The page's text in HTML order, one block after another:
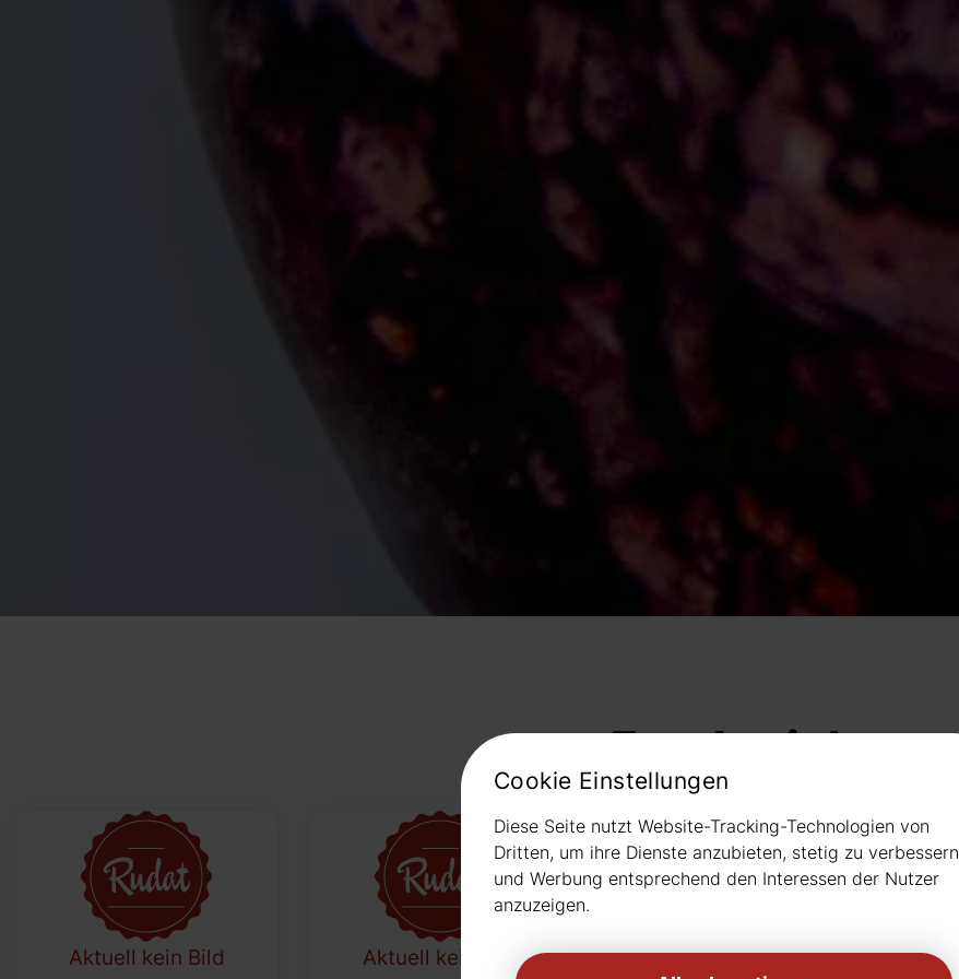
Frankreich
Aktuell kein Bild
Aktuell kein Bild
Aktuell kein Bild
Cookie Einstellungen
Diese Seite nutzt Website-Tracking-Technologien von
Dritten, um ihre Dienste anzubieten, stetig zu verbessern
und Werbung entsprechend den Interessen der Nutzer
anzuzeigen.